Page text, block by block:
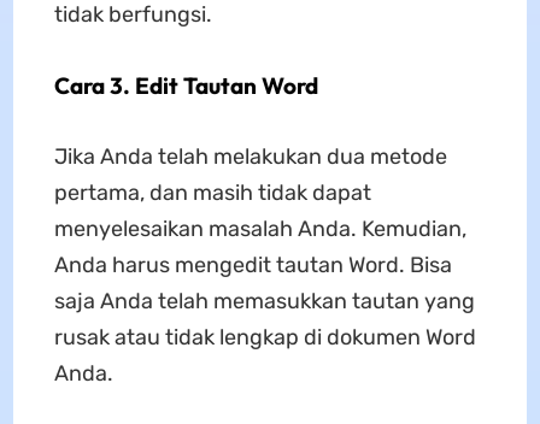
tidak berfungsi.
Cara 3. Edit Tautan Word
Jika Anda telah melakukan dua metode
pertama, dan masih tidak dapat
menyelesaikan masalah Anda. Kemudian,
Anda harus mengedit tautan Word. Bisa
saja Anda telah memasukkan tautan yang
rusak atau tidak lengkap di dokumen Word
Anda.